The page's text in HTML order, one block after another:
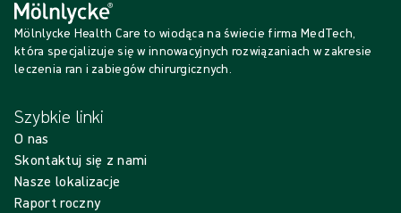
Mölnlycke Health Care to wiodąca na świecie firma MedTech,
która specjalizuje się w innowacyjnych rozwiązaniach w zakresie
leczenia ran i zabiegów chirurgicznych.
Szybkie linki
O nas
Skontaktuj się z nami
Nasze lokalizacje
Raport roczny